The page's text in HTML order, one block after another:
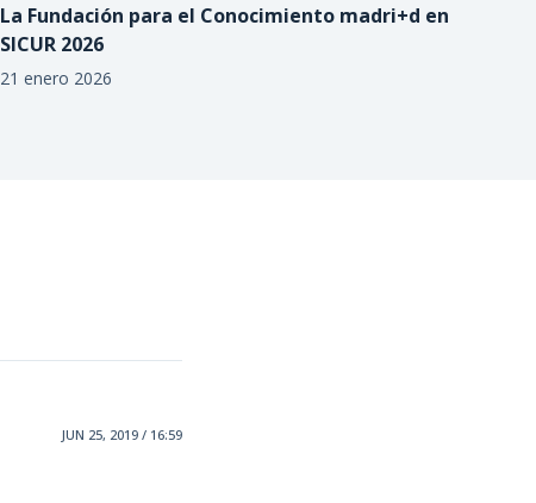
La Fundación para el Conocimiento madri+d en
SICUR 2026
21 enero 2026
JUN 25, 2019 / 16:59